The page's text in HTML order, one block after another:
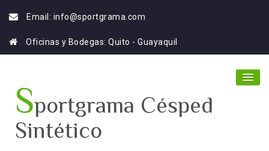
Email: info@sportgrama.com
Oficinas y Bodegas: Quito - Guayaquil
Sportgrama Césped
Sintético